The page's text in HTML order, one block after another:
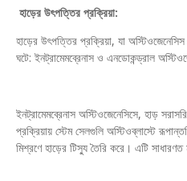
হাড়ের উৎপত্তির প্রক্রিয়া:
হাড়ের উৎপত্তির প্রক্রিয়া, যা
ঘটে: ইনট্রামেমব্রেনাস ও এনডোকন্ড্রাল
ইনট্রামেমব্রেনাস অস্টিওজেনেসিসে, হাড়
প্রক্রিয়ায় স্টেম সেলগুলি অস্টিওব্লাস্টে
মিশ্রণে হাড়ের টিস্যু তৈরি করে। এটি